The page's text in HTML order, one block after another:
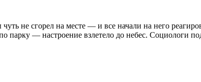
не сгорел на месте — и все начали на него
парку — настроение взлетело до небес. Социологи